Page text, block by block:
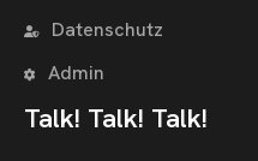
Datenschutz
Admin
Talk! Talk! Talk!